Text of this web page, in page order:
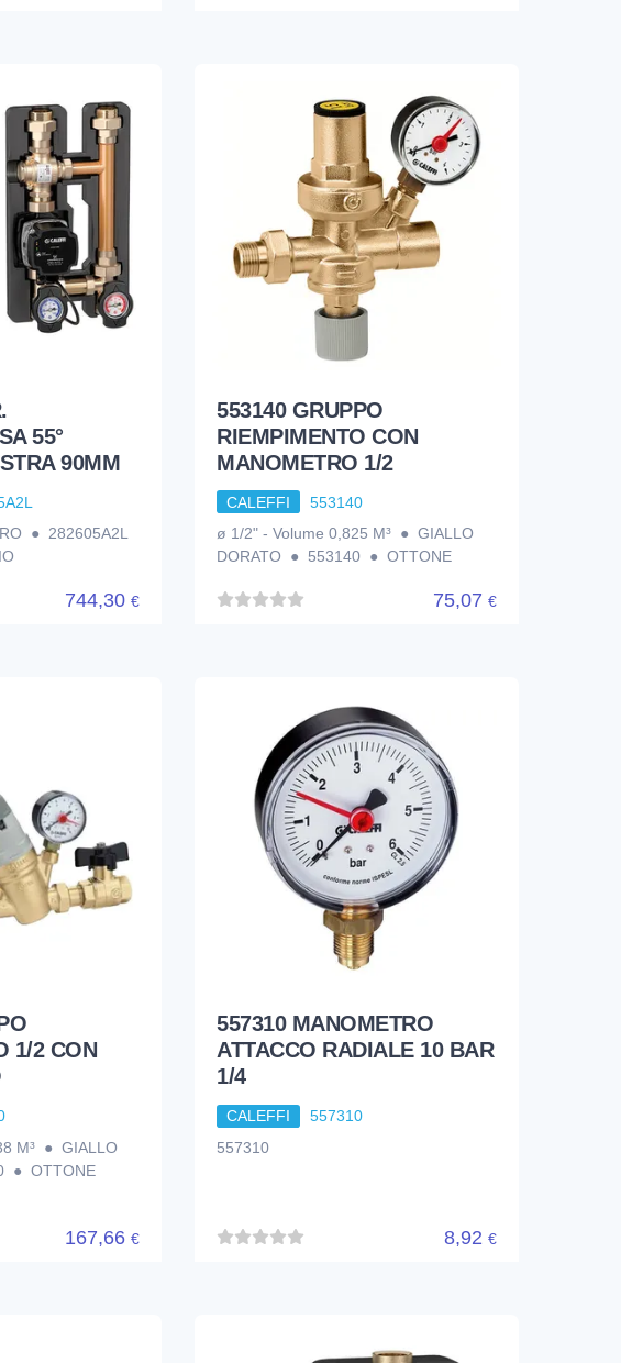
55°
90MM
● 282605A2L
744,30€
553140 GRUPPO
RIEMPIMENTO CON
MANOMETRO 1/2
CALEFFI
553140
ø 1/2" - Volume 0,825 M³ ● GIALLO
DORATO ● 553140 ● OTTONE
75,07 €
1/2 CON
M³ ● GIALLO
● OTTONE
167,66€
557310 MANOMETRO
ATTACCO RADIALE 10 BAR
1/4
CALEFFI
557310
557310
8,92 €